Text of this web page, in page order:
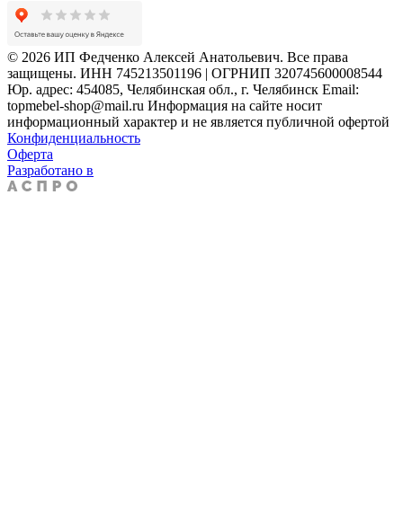
© 2026 ИП Федченко Алексей Анатольевич. Все права
защищены. ИНН 745213501196 | ОГРНИП 320745600008544
Юр. адрес: 454085, Челябинская обл., г. Челябинск Email:
topmebel-shop@mail.ru Информация на сайте носит
информационный характер и не является публичной офертой
Конфиденциальность
Оферта
Разработано в